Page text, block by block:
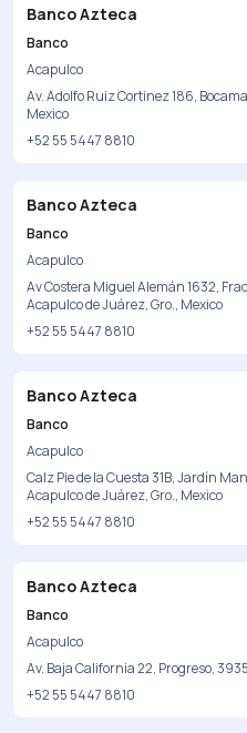
Banco Azteca
Banco
Acapulco
Av. Adolfo Ruiz Cortinez 186,
Mexico
+52 55 5447 8810
Banco Azteca
Banco
Acapulco
Av Costera Miguel Alemán 1632,
Acapulco de Juárez, Gro., Mexico
+52 55 5447 8810
Banco Azteca
Banco
Acapulco
Calz Pie de la Cuesta 31B, Jardín
Acapulco de Juárez, Gro., Mexico
+52 55 5447 8810
Banco Azteca
Banco
Acapulco
Av. Baja California 22, Progreso,
+52 55 5447 8810